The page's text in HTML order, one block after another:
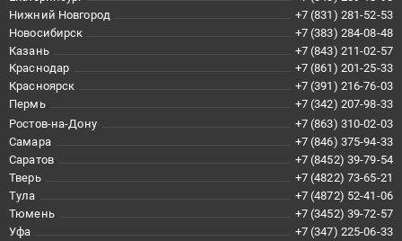
Нижний Новгород
+7 (831) 281-52-53
Новосибирск
+7 (383) 284-08-48
Казань
+7 (843) 211-02-57
Краснодар
+7 (861) 201-25-33
Красноярск
+7 (391) 216-76-03
Пермь
+7 (342) 207-98-33
Ростов-на-Дону
+7 (863) 310-02-03
Самара
+7 (846) 375-94-33
Саратов
+7 (8452) 39-79-54
Тверь
+7 (4822) 73-65-21
Тула
+7 (4872) 52-41-06
Тюмень
+7 (3452) 39-72-57
Уфа
+7 (347) 225-06-33